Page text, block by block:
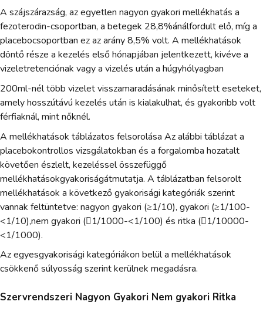
A szájszárazság, az egyetlen nagyon gyakori mellékhatás a
fezoterodin-csoportban, a betegek 28,8%ánálfordult elő, míg a
placebocsoportban ez az arány 8,5% volt. A mellékhatások
döntő része a kezelés első hónapjában jelentkezett, kivéve a
vizeletretenciónak vagy a vizelés után a húgyhólyagban
200ml-nél több vizelet visszamaradásának minősített eseteket,
amely hosszútávú kezelés után is kialakulhat, és gyakoribb volt
férfiaknál, mint nőknél.
A mellékhatások táblázatos felsorolása Az alábbi táblázat a
placebokontrollos vizsgálatokban és a forgalomba hozatalt
követően észlelt, kezeléssel összefüggő
mellékhatásokgyakoriságátmutatja. A táblázatban felsorolt
mellékhatások a következő gyakorisági kategóriák szerint
vannak feltüntetve: nagyon gyakori (≥1/10), gyakori (≥1/100-
<1/10),nem gyakori (1/1000-<1/100) és ritka (1/10000-
<1/1000).
Az egyesgyakorisági kategóriákon belül a mellékhatások
csökkenő súlyosság szerint kerülnek megadásra.
Szervrendszeri Nagyon Gyakori Nem gyakori Ritka